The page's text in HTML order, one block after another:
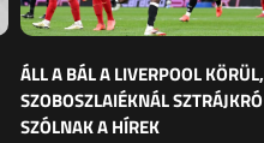
ÁLL A BÁL A LIVERPOOL KÖRÜL,
SZOBOSZLAIÉKNÁL
SZÓLNAK A HÍREK